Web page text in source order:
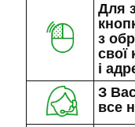
Для
з
свої
і
З
все